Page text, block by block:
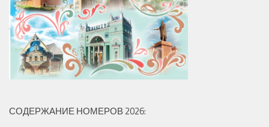
СОДЕРЖАНИЕ НОМЕРОВ 2026: